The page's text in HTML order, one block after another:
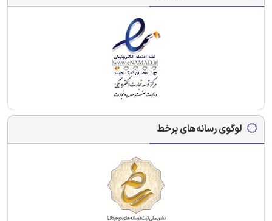
لوگوی رسانه‌های برخط